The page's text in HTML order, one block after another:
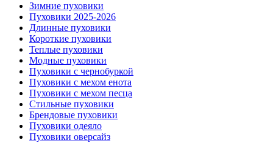
Зимние пуховики
Пуховики 2025-2026
Длинные пуховики
Короткие пуховики
Теплые пуховики
Модные пуховики
Пуховики с чернобуркой
Пуховики с мехом енота
Пуховики с мехом песца
Стильные пуховики
Брендовые пуховики
Пуховики одеяло
Пуховики оверсайз